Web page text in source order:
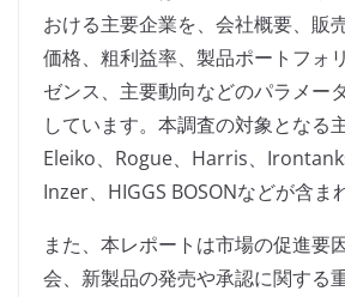
おける主要企業を、会社概要、販
価格、粗利益率、製品ポートフォ
ゼンス、主要動向などのパラメー
しています。本調査の対象となる
Eleiko、Rogue、Harris、
Inzer、HIGGS BOSONなどが含ま
また、本レポートは市場の促進要
会、新製品の発売や承認に関する